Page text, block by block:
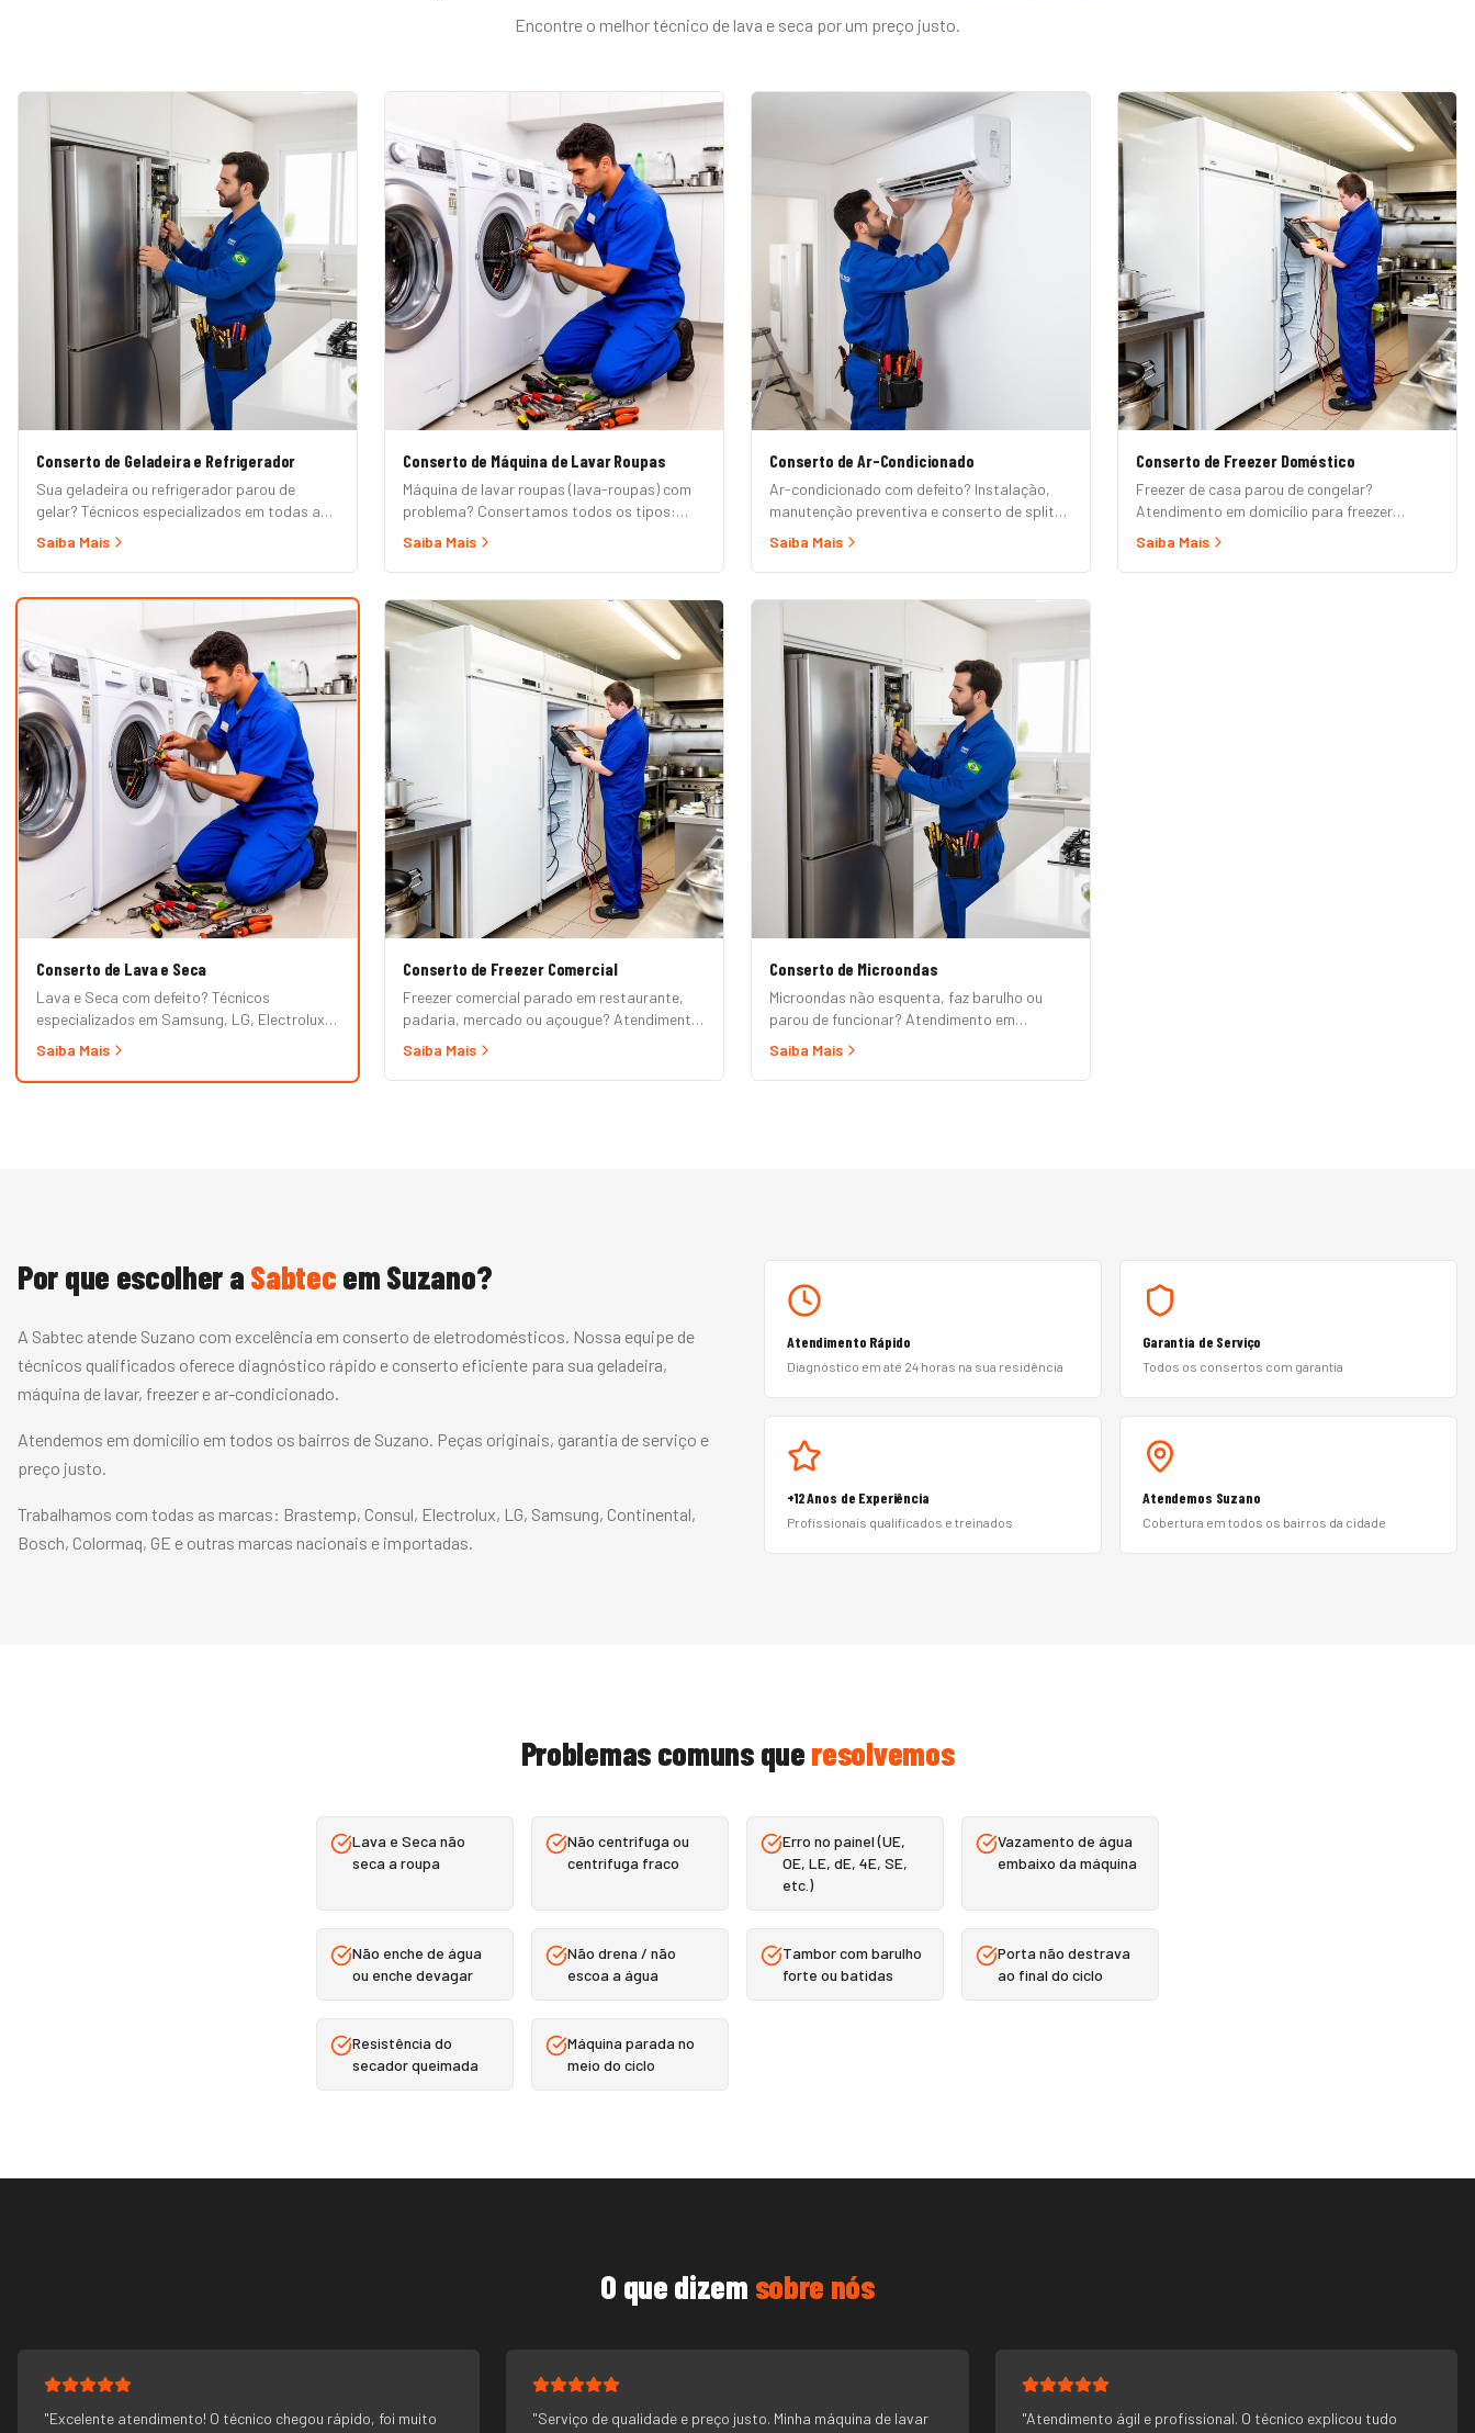
Encontre o melhor técnico de lava e seca por um preço justo.
Conserto de Geladeira e Refrigerador
Sua geladeira ou refrigerador parou de
gelar? Técnicos especializados em todas as
marcas e modelos: Frost Free, Duplex, Side
Atendimento em domicílio com orçamento
grátis.
Saiba Mais
Conserto de Máquina de Lavar Roupas
Máquina de lavar roupas (lava-roupas) com
problema? Consertamos todos os tipos:
lavadora automática, semi-automática,
Marcas Brastemp, Consul, Electrolux,
Samsung, LG, Midea, Philco, Continental e
Mueller. Atendimento em domicílio com
orçamento grátis.
Saiba Mais
Conserto de Ar-Condicionado
Ar-condicionado com defeito? Instalação,
manutenção preventiva e conserto de splits
e modelos convencionais.
Saiba Mais
Conserto de Freezer Doméstico
Freezer de casa parou de congelar?
Atendimento em domicílio para freezer
horizontal (tipo baú), vertical e frigobar das
Esmaltec, Philco e Midea. Orçamento grátis e
Saiba Mais
Conserto de Lava e Seca
Lava e Seca com defeito? Técnicos
especializados em Samsung, LG, Electrolux,
Brastemp, Midea e demais marcas. Erros de
e mais.
Saiba Mais
Conserto de Freezer Comercial
Freezer comercial parado em restaurante,
padaria, mercado ou açougue? Atendimento
prioritário B2B em até 24h para horizontal,
fria. Garantia formal e nota fiscal.
Saiba Mais
Conserto de Microondas
Microondas não esquenta, faz barulho ou
parou de funcionar? Atendimento em
domicílio para Brastemp, Consul, Electrolux,
Mondial. Conserto rápido com peças originais
Saiba Mais
Por que escolher aSabtecemSuzano?
A Sabtec atende Suzano com excelência em conserto de eletrodomésticos. Nossa equipe de
técnicos qualificados oferece diagnóstico rápido e conserto eficiente para sua geladeira,
máquina de lavar, freezer e ar-condicionado.
Atendemos em domicílio em todos os bairros de Suzano. Peças originais, garantia de serviço e
preço justo.
Trabalhamos com todas as marcas: Brastemp, Consul, Electrolux, LG, Samsung, Continental,
Bosch, Colormaq, GE e outras marcas nacionais e importadas.
Atendimento Rápido
Diagnóstico em até 24 horas na sua residência
Garantia de Serviço
Todos os consertos com garantia
+12 Anos de Experiência
Profissionais qualificados e treinados
Atendemos Suzano
Cobertura em todos os bairros da cidade
Problemas comuns queresolvemos
Lava e Seca não
seca a roupa
Não centrifuga ou
centrifuga fraco
Erro no painel (UE,
OE, LE, dE, 4E, SE,
etc.)
Vazamento de água
embaixo da máquina
Não enche de água
ou enche devagar
Não drena / não
escoa a água
Tambor com barulho
forte ou batidas
Porta não destrava
ao final do ciclo
Resistência do
secador queimada
Máquina parada no
meio do ciclo
O que dizem sobre nós
"Excelente atendimento! O técnico chegou rápido, foi muito "Serviço de qualidade e preço justo. Minha máquina de lavar "Atendimento ágil e profissional. O técnico explicou tudo